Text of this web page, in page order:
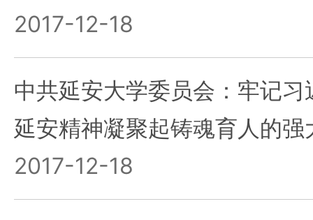
2017-12-18
中共延安大学委员会：牢记
延安精神凝聚起铸魂育人的强
2017-12-18